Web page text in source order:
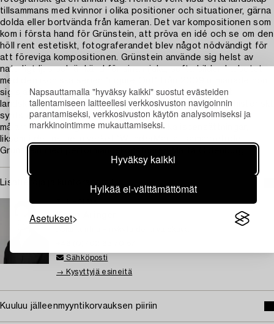
Napsauttamalla "hyväksy kaikki" suostut evästeiden
tallentamiseen laitteellesi verkkosivuston navigoinnin
parantamiseksi, verkkosivuston käytön analysoimiseksi ja
markkinointimme mukauttamiseksi.
Hyväksy kaikki
Hylkää ei-välttämättömät
Asetukset
tillsammans med kvinnor i olika positioner och situationer, gärna
dolda eller bortvända från kameran. Det var kompositionen som
kom i första hand för Grünstein, att pröva en idé och se om den
höll rent estetiskt, fotograferandet blev något nödvändigt för
att föreviga kompositionen. Grünstein använde sig helst av
naturligt ljus och är känd för sina mjuka, softa bilder. I arbetet
med den ikoniska serien ”Figure Out” från 2009 utmanade hon
sig själv. Serien refererar till ett konsthistoriskt laddat
landskap, havet och stränderna på Skagen, motiv som historiskt
synts i flera av de mest välkända skandinaviska manliga
målarnas verk. I Figure Outs surrealistiska iscensättningar,
liksom i det aktuella verket "WunderMarta" samarbetade
Grünstein med performancekonstnären Marta Oldenburg.
Lisätietoja ja kuntoraportit
TUKHOLMA
Karin Aringer
Sähköposti
→ Kysyttyjä esineitä
Kuuluu jälleenmyyntikorvauksen piiriin